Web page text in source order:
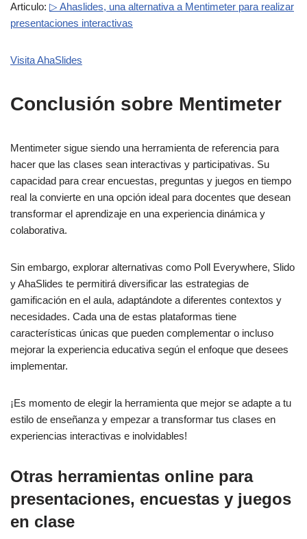
Articulo: ▷ Ahaslides, una alternativa a Mentimeter para realizar
presentaciones interactivas
Visita AhaSlides
Conclusión sobre Mentimeter
Mentimeter sigue siendo una herramienta de referencia para
hacer que las clases sean interactivas y participativas. Su
capacidad para crear encuestas, preguntas y juegos en tiempo
real la convierte en una opción ideal para docentes que desean
transformar el aprendizaje en una experiencia dinámica y
colaborativa.
Sin embargo, explorar alternativas como Poll Everywhere, Slido
y AhaSlides te permitirá diversificar las estrategias de
gamificación en el aula, adaptándote a diferentes contextos y
necesidades. Cada una de estas plataformas tiene
características únicas que pueden complementar o incluso
mejorar la experiencia educativa según el enfoque que desees
implementar.
¡Es momento de elegir la herramienta que mejor se adapte a tu
estilo de enseñanza y empezar a transformar tus clases en
experiencias interactivas e inolvidables!
Otras herramientas online para
presentaciones, encuestas y juegos
en clase